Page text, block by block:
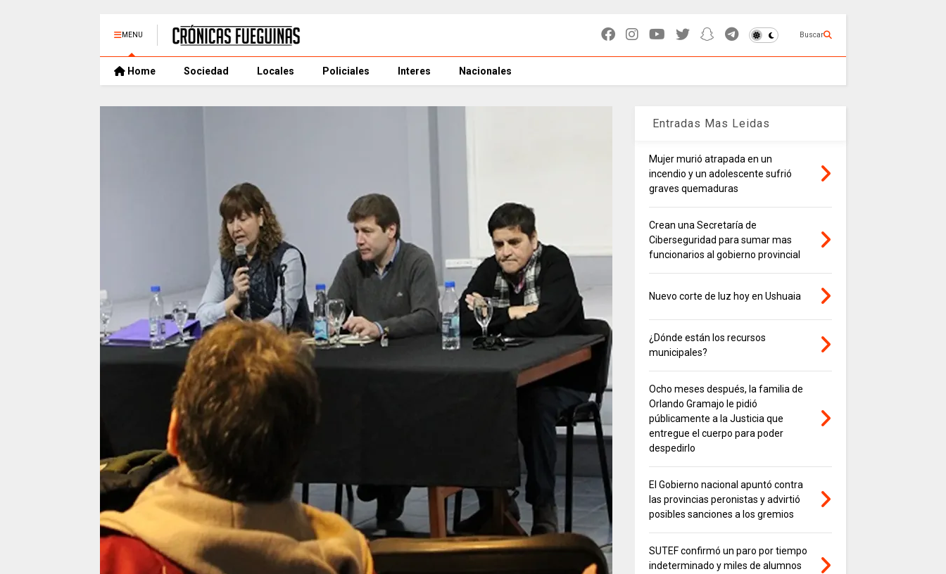
MENU Buscar
Home Sociedad Locales Policiales Interes Nacionales
Entradas Mas Leidas
Mujer murió atrapada en un
incendio y un adolescente sufrió
graves quemaduras
Crean una Secretaría de
Ciberseguridad para sumar mas
funcionarios al gobierno provincial
Nuevo corte de luz hoy en Ushuaia
¿Dónde están los recursos
municipales?
Ocho meses después, la familia de
Orlando Gramajo le pidió
públicamente a la Justicia que
entregue el cuerpo para poder
despedirlo
El Gobierno nacional apuntó contra
las provincias peronistas y advirtió
posibles sanciones a los gremios
SUTEF confirmó un paro por tiempo
indeterminado y miles de alumnos